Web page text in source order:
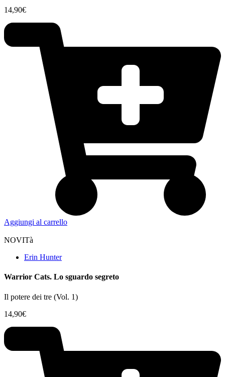
14,90€
Aggiungi al carrello
NOVITà
Erin Hunter
Warrior Cats. Lo sguardo segreto
Il potere dei tre (Vol. 1)
14,90€